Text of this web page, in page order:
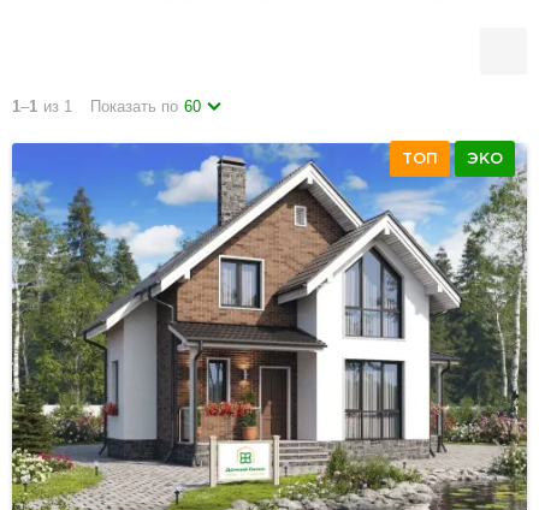
1–1 из 1 Показать по 60
ТОП ЭКО